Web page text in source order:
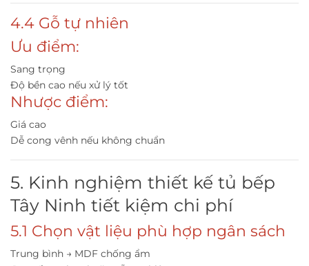
4.4 Gỗ tự nhiên
Ưu điểm:
Sang trọng
Độ bền cao nếu xử lý tốt
Nhược điểm:
Giá cao
Dễ cong vênh nếu không chuẩn
5. Kinh nghiệm thiết kế tủ bếp
Tây Ninh tiết kiệm chi phí
5.1 Chọn vật liệu phù hợp ngân sách
Trung bình → MDF chống ẩm